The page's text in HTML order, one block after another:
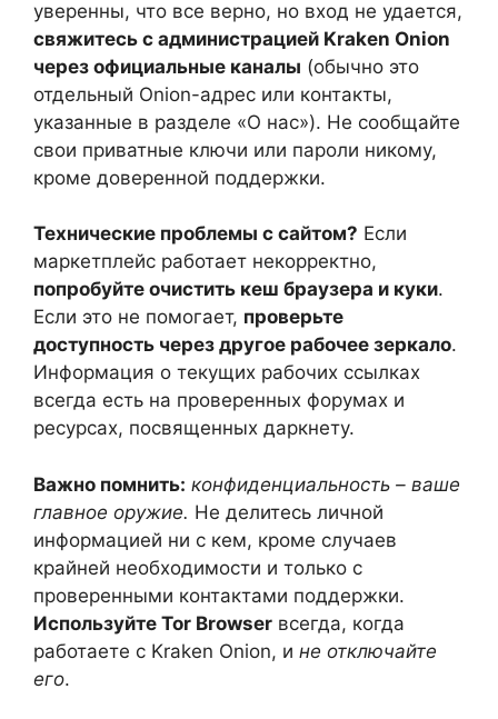
уверенны, что все верно, но вход не удается,
свяжитесь с администрацией Kraken Onion
через официальные каналы (обычно это
отдельный Onion-адрес или контакты,
указанные в разделе «О нас»). Не сообщайте
свои приватные ключи или пароли никому,
кроме доверенной поддержки.
Технические проблемы с сайтом? Если
маркетплейс работает некорректно,
попробуйте очистить кеш браузера и куки.
Если это не помогает, проверьте
доступность через другое рабочее зеркало.
Информация о текущих рабочих ссылках
всегда есть на проверенных форумах и
ресурсах, посвященных даркнету.
Важно помнить: конфиденциальность – ваше
главное оружие. Не делитесь личной
информацией ни с кем, кроме случаев
крайней необходимости и только с
проверенными контактами поддержки.
Используйте Tor Browser всегда, когда
работаете с Kraken Onion, и не отключайте
его.